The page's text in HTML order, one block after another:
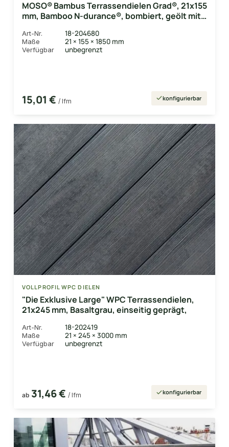
MOSO® Bambus Terrassendielen Grad®, 21x155
mm, Bamboo N-durance®, bombiert, geölt mit
Art-Nr. 18-204680
Maße 21 × 155 × 1850 mm
Verfügbar unbegrenzt
15,01 € / lfm konfigurierbar
VOLLPROFIL WPC DIELEN
"Die Exklusive Large" WPC Terrassendielen,
21x245 mm, Basaltgrau, einseitig geprägt,
Art-Nr. 18-202419
Maße 21 × 245 × 3000 mm
Verfügbar unbegrenzt
ab 31,46 € / lfm konfigurierbar